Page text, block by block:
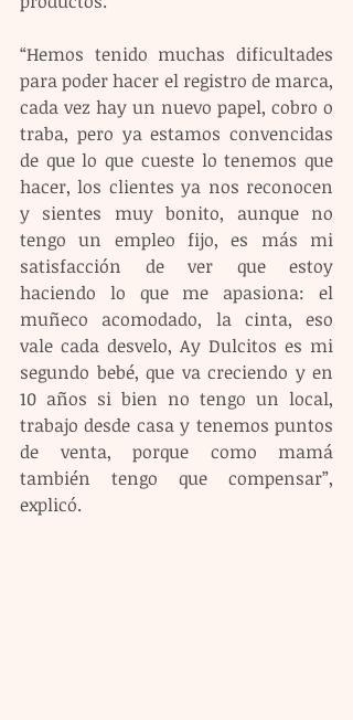
“Hemos tenido muchas dificultades
para poder hacer el registro de marca,
cada vez hay un nuevo papel, cobro o
traba, pero ya estamos convencidas
de que lo que cueste lo tenemos que
hacer, los clientes ya nos reconocen
y sientes muy bonito, aunque no
tengo un empleo fijo, es más mi
satisfacción de ver que estoy
haciendo lo que me apasiona: el
muñeco acomodado, la cinta, eso
vale cada desvelo, Ay Dulcitos es mi
segundo bebé, que va creciendo y en
10 años si bien no tengo un local,
trabajo desde casa y tenemos puntos
de venta, porque como mamá
también tengo que compensar”,
explicó.